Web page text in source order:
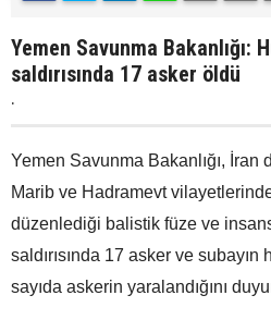
Yemen Savunma Bakanlığı:
saldırısında 17 asker öldü
.
Yemen Savunma Bakanlığı, İran
Marib ve Hadramevt
düzenlediği balistik füze ve
saldırısında 17 asker ve subayın
sayıda askerin yaralandığını